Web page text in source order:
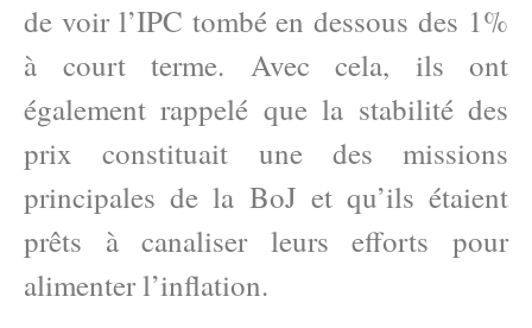
de voir l’IPC tombé en dessous des 1%
à court terme. Avec cela, ils ont
également rappelé que la stabilité des
prix constituait une des missions
principales de la BoJ et qu’ils étaient
prêts à canaliser leurs efforts pour
alimenter l’inflation.